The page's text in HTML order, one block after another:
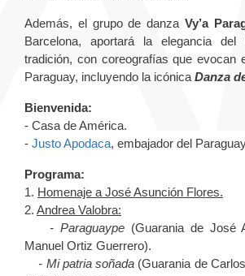
Además, el grupo de danza Vy’a
Barcelona, aportará la elegancia
tradición, con coreografías que evocan
Paraguay, incluyendo la icónica Danza
Bienvenida:
- Casa de América.
- Justo Apodaca, embajador del
Programa:
1. Homenaje a José Asunción Flores.
2. Andrea Valobra:
- Paraguaype (Guarania de José
Manuel Ortiz Guerrero).
- Mi patria soñada (Guarania de